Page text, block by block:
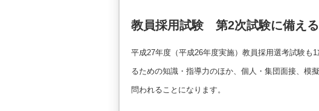
教員採用試験 第2次試験に備え
平成27年度（平成26年度実施）教員採用選考試験も
るための知識・指導力のほか、個人・集団面接、模
問われることになります。